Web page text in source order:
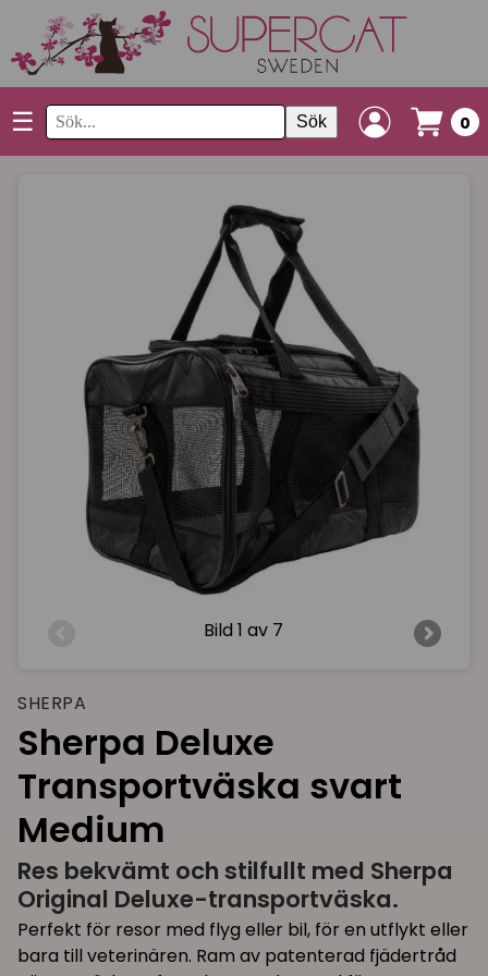
☰ Sök 0
Bild1 av 7
SHERPA
Sherpa Deluxe
Transportväska svart
Medium
Res bekvämt och stilfullt med Sherpa
Original Deluxe-transportväska.
Perfekt för resor med flyg eller bil, för en utflykt eller
bara till veterinären. Ram av patenterad fjädertråd